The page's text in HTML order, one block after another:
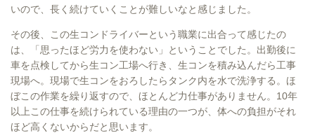
いので、長く続けていくことが難しいなと感じました。
その後、この生コンドライバーという職業に出合って感じたの
は、「思ったほど労力を使わない」ということでした。出勤後に
車を点検してから生コン工場へ行き、生コンを積み込んだら工事
現場へ。現場で生コンをおろしたらタンク内を水で洗浄する。ほ
ぼこの作業を繰り返すので、ほとんど力仕事がありません。10年
以上この仕事を続けられている理由の一つが、体への負担がそれ
ほど高くないからだと思います。